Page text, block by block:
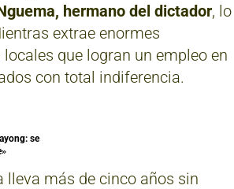
hermano del dictador, lo
extrae enormes
que logran un empleo en
con total indiferencia.
se
lleva más de cinco años sin